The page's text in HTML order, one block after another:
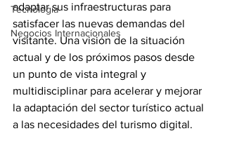
Tecnología
Negocios Internacionales
adaptar sus infraestructuras para
satisfacer las nuevas demandas del
visitante. Una visión de la situación
actual y de los próximos pasos desde
un punto de vista integral y
multidisciplinar para acelerar y mejorar
la adaptación del sector turístico actual
a las necesidades del turismo digital.